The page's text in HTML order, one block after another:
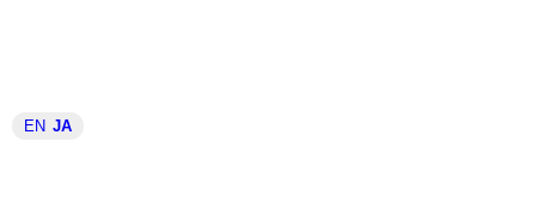
EN JA